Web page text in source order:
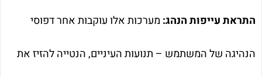
התראת עייפות הנהג: מערכות אלו עוקבות אחר דפוסי
הנהיגה של המשתמש – תנועות העיניים, הנטייה להזיז את